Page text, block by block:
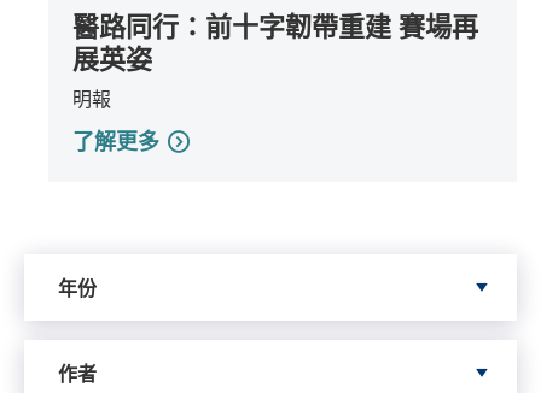
醫路同行：前十字韌帶重建 賽場再
展英姿
明報
了解更多
年份
作者